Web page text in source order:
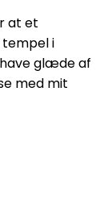
at et
tempel i
glæde af
med mit